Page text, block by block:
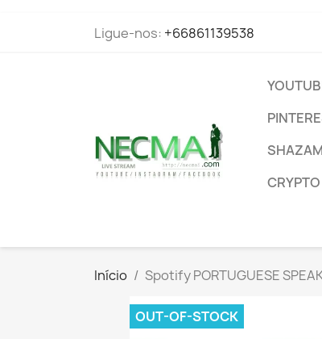
Ligue-nos: +66861139538
SHAZAM
CRYPTO
Início Spotify PORTUGUESE
OUT-OF-STOCK